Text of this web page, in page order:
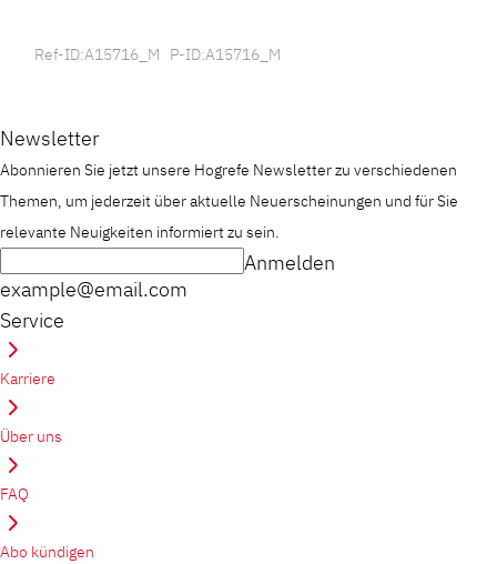
Ref-ID:A15716_M P-ID:A15716_M
Newsletter
Abonnieren Sie jetzt unsere Hogrefe Newsletter zu verschiedenen
Themen, um jederzeit über aktuelle Neuerscheinungen und für Sie
relevante Neuigkeiten informiert zu sein.
example@email.com
Anmelden
Service
Karriere
Über uns
FAQ
Abo kündigen